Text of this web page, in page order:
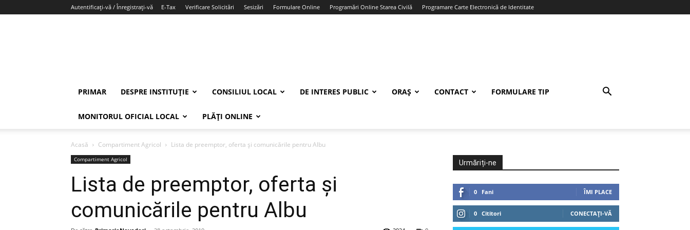
Autentificați-vă / Înregistrați-vă E-Tax Verificare Solicitări Sesizări Formulare Online Programări Online Starea Civilă Programare Carte Electronică de Identitate
PRIMAR DESPRE INSTITUȚIE CONSILIUL LOCAL DE INTERES PUBLIC ORAȘ CONTACT FORMULARE TIP
MONITORUL OFICIAL LOCAL PLĂȚI ONLINE
Acasă Compartiment Agricol Lista de preemptor, oferta și comunicările pentru Albu
Compartiment Agricol
Lista de preemptor, oferta și
comunicările pentru Albu
Urmăriți-ne
0 Fani ÎMI PLACE
0 Cititori CONECTAȚI-VĂ